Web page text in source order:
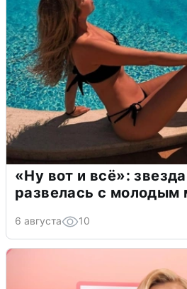
«Ну вот и всё»:
развелась с
6 августа 10